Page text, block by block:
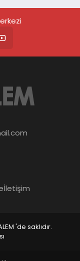
İletişim
'de saklıdır.